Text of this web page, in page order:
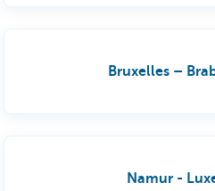
Bruxelles –
Namur -